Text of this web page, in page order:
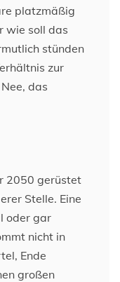
platzmäßig
wie soll das
stünden
zur
das
2050 gerüstet
Stelle. Eine
oder gar
nicht in
Ende
großen